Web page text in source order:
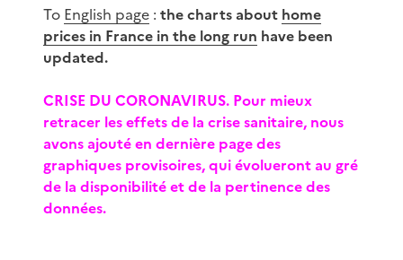
To English page : the charts about home
prices in France in the long run have been
updated.
CRISE DU CORONAVIRUS. Pour mieux
retracer les effets de la crise sanitaire, nous
avons ajouté en dernière page des
graphiques provisoires, qui évolueront au gré
de la disponibilité et de la pertinence des
données.